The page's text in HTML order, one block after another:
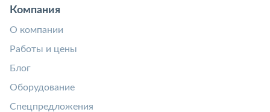
Компания
О компании
Работы и цены
Блог
Оборудование
Спецпредложения